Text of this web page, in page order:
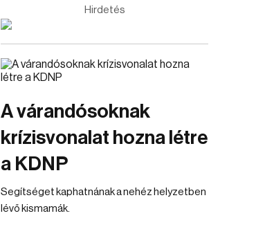
Hirdetés
A várandósoknak
krízisvonalat hozna létre
a KDNP
Segítséget kaphatnának a nehéz helyzetben
lévő kismamák.